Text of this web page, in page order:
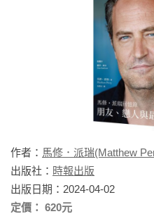
作者： 馬修．派瑞(Matthew
出版社： 時報出版
出版日期：2024-04-02
定價： 620元